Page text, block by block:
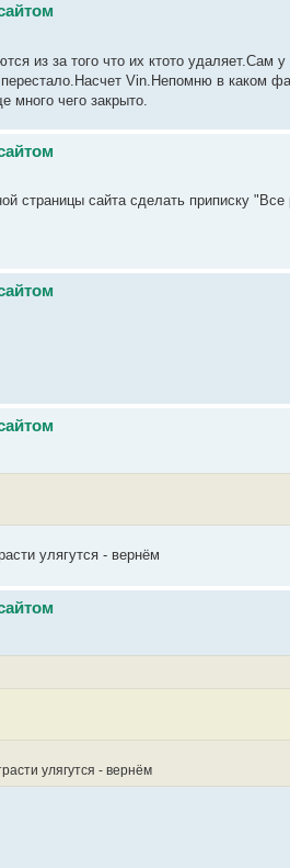
из за того что их ктото удаляет.Сам
Vin.Непомню в каком
много чего закрыто.
страницы сайта сделать приписку
улягутся - вернём
улягутся - вернём